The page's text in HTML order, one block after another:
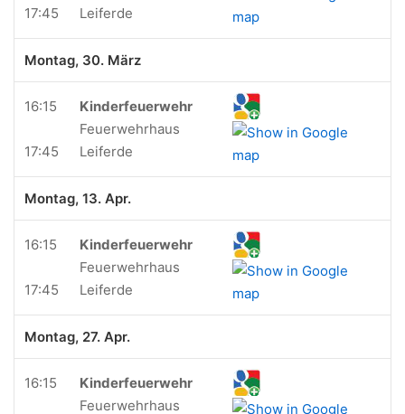
17:45
Leiferde
Montag, 30. März
16:15
17:45
Kinderfeuerwehr
Feuerwehrhaus
Leiferde
Montag, 13. Apr.
16:15
17:45
Kinderfeuerwehr
Feuerwehrhaus
Leiferde
Montag, 27. Apr.
16:15
Kinderfeuerwehr
Feuerwehrhaus